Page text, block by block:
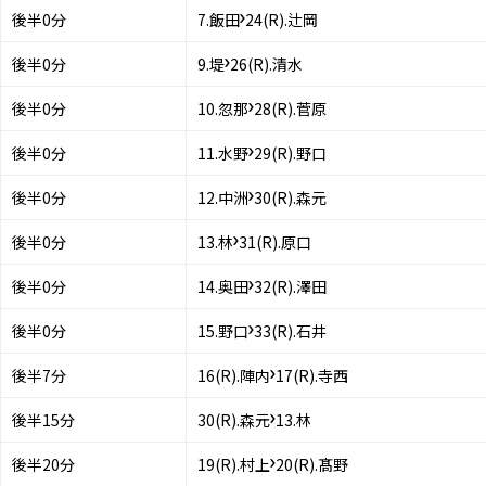
後半0分 7.飯田 24(R).辻岡
後半0分 9.堤 26(R).清水
後半0分 10.忽那 28(R).菅原
後半0分 11.水野 29(R).野口
後半0分 12.中洲 30(R).森元
後半0分 13.林 31(R).原口
後半0分 14.奥田 32(R).澤田
後半0分 15.野口 33(R).石井
後半7分 16(R).陣内 17(R).寺西
後半15分 30(R).森元 13.林
後半20分 19(R).村上 20(R).髙野